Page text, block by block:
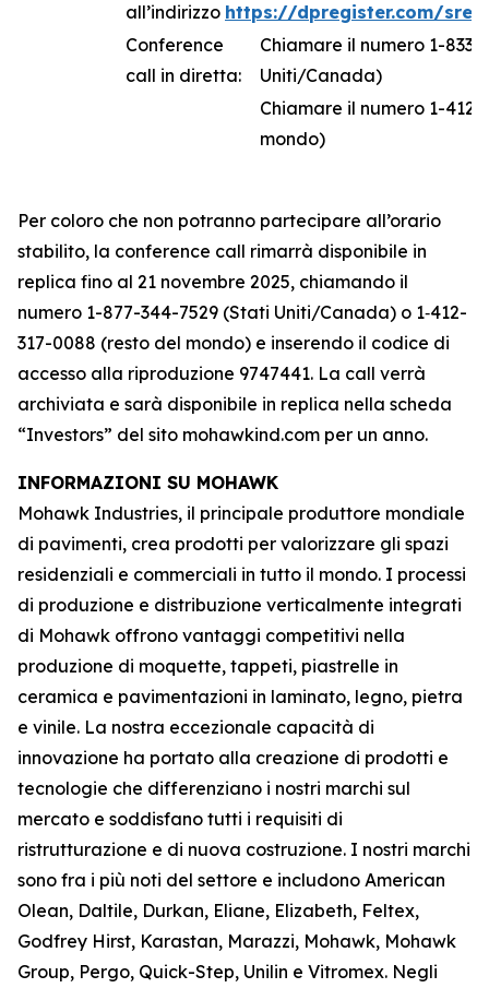
all’indirizzo https://dpregister.com/
Conference
call in diretta:
Chiamare il numero 1-833-
Uniti/Canada)
Chiamare il numero 1-412-
mondo)
Per coloro che non potranno partecipare all’orario
stabilito, la conference call rimarrà disponibile in
replica fino al 21 novembre 2025, chiamando il
numero 1-877-344-7529 (Stati Uniti/Canada) o 1‑412-
317-0088 (resto del mondo) e inserendo il codice di
accesso alla riproduzione 9747441. La call verrà
archiviata e sarà disponibile in replica nella scheda
“Investors” del sito mohawkind.com per un anno.
INFORMAZIONI SU MOHAWK
Mohawk Industries, il principale produttore mondiale
di pavimenti, crea prodotti per valorizzare gli spazi
residenziali e commerciali in tutto il mondo. I processi
di produzione e distribuzione verticalmente integrati
di Mohawk offrono vantaggi competitivi nella
produzione di moquette, tappeti, piastrelle in
ceramica e pavimentazioni in laminato, legno, pietra
e vinile. La nostra eccezionale capacità di
innovazione ha portato alla creazione di prodotti e
tecnologie che differenziano i nostri marchi sul
mercato e soddisfano tutti i requisiti di
ristrutturazione e di nuova costruzione. I nostri marchi
sono fra i più noti del settore e includono American
Olean, Daltile, Durkan, Eliane, Elizabeth, Feltex,
Godfrey Hirst, Karastan, Marazzi, Mohawk, Mohawk
Group, Pergo, Quick-Step, Unilin e Vitromex. Negli